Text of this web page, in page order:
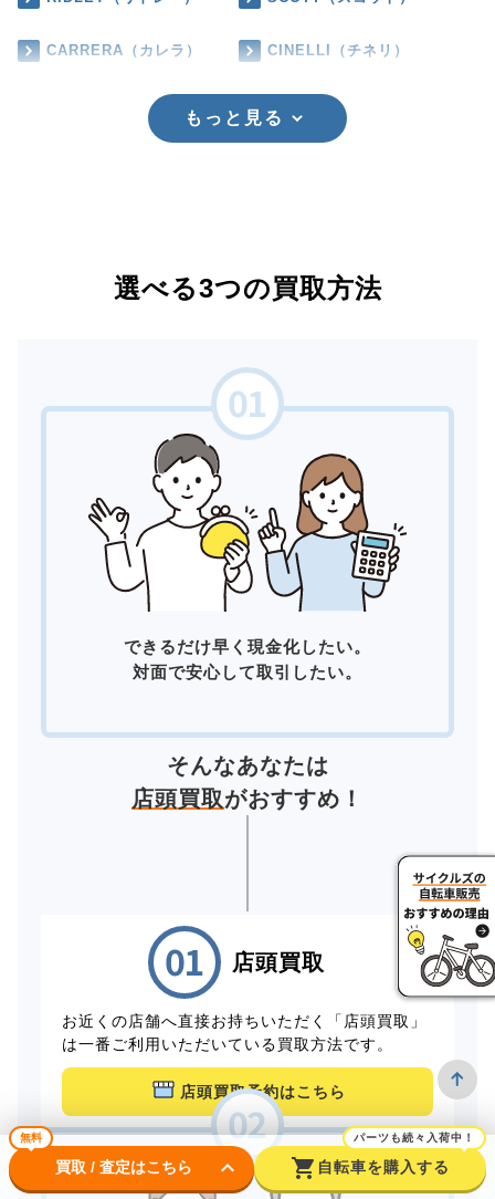
CARRERA（カレラ） CINELLI（チネリ）
もっと見る
選べる3つの買取方法
できるだけ早く現金化したい。
対面で安心して取引したい。
そんなあなたは
店頭買取がおすすめ！
店頭買取
お近くの店舗へ直接お持ちいただく「店頭買取」
は一番ご利用いただいている買取方法です。
店頭買取予約はこちら
無料
買取 / 査定はこちら keyboard_arrow_down shopping_cart
パーツも続々入荷中！
自転車を購入する